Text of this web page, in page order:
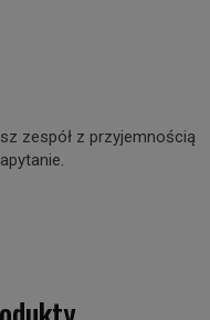
zespół z przyjemnością